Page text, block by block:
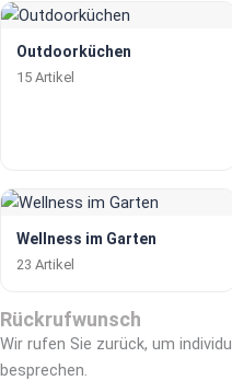
Outdoorküchen
15 Artikel
Wellness im Garten
23 Artikel
Rückrufwunsch
Wir rufen Sie zurück, um
besprechen.